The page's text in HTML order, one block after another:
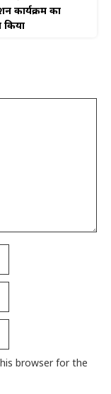
कार्यक्रम का
browser for the